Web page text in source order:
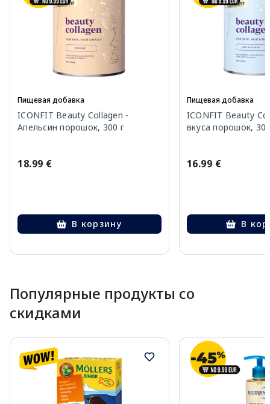
Пищевая добавка
ICONFIT Beauty Collagen -
Апельсин порошок, 300 г
18.99 €
В корзину
Пищевая добавка
ICONFIT Beauty
вкуса порошок,
16.99 €
В
Популярные продукты со
скидками